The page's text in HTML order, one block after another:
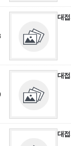
대
대
대